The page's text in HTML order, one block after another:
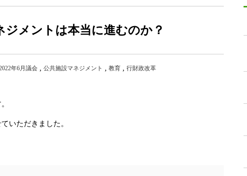
ジメントは本当に進むのか？
年6月議会 公共施設マネジメント 教育 行財政改革
いただきました。